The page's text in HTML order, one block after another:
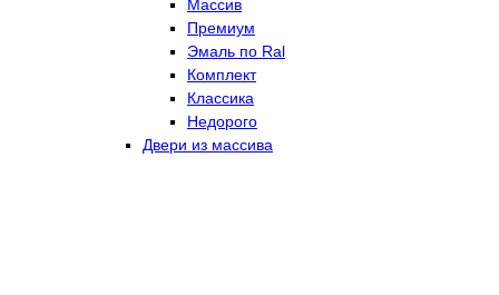
Массив
Премиум
Эмаль по Ral
Комплект
Классика
Недорого
Двери из массива